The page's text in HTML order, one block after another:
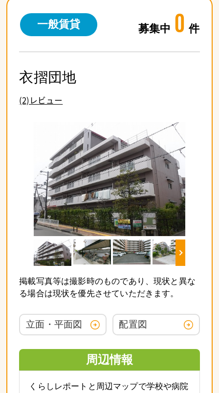
一般賃貸 募集中 0 件
衣摺団地
(2)レビュー
掲載写真等は撮影時のものであり、現状と異な
る場合は現状を優先させていただきます。
立面・平面図 配置図
周辺情報
くらしレポートと周辺マップで学校や病院